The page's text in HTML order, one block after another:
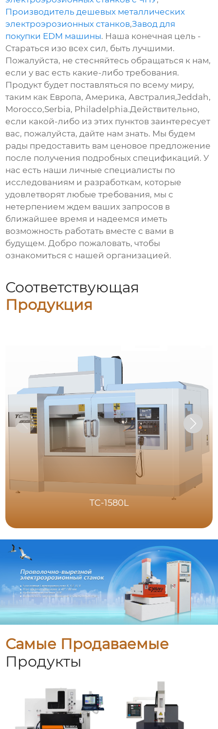
Производитель дешевых металлических
электроэрозионных станков,Завод для
покупки EDM машины. Наша конечная цель -
Стараться изо всех сил, быть лучшими.
Пожалуйста, не стесняйтесь обращаться к нам,
если у вас есть какие-либо требования.
Продукт будет поставляться по всему миру,
таким как Европа, Америка, Австралия,Jeddah,
Morocco,Serbia, Philadelphia.Действительно,
если какой-либо из этих пунктов заинтересует
вас, пожалуйста, дайте нам знать. Мы будем
рады предоставить вам ценовое предложение
после получения подробных спецификаций. У
нас есть наши личные специалисты по
исследованиям и разработкам, которые
удовлетворят любые требования, мы с
нетерпением ждем ваших запросов в
ближайшее время и надеемся иметь
возможность работать вместе с вами в
будущем. Добро пожаловать, чтобы
ознакомиться с нашей организацией.
Соответствующая
Продукция
TC-1580L
Самые Продаваемые
Продукты